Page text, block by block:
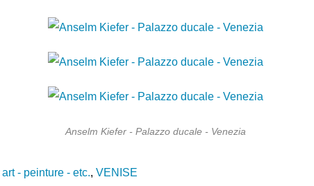
Anselm Kiefer - Palazzo ducale - Venezia
art - peinture - etc., VENISE